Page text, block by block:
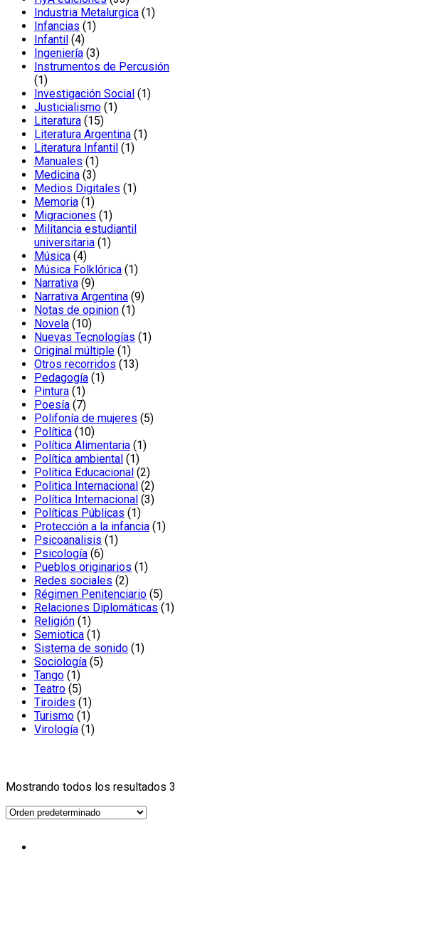
productos
Industria Metalurgica 11
Infancias 11
Infantil 44
productos
Ingeniería 33
productos
Instrumentos de Percusión
11
producto
Investigación Social 11
Justicialismo 11
Literatura 1515
productos
Literatura Argentina 11
Literatura Infantil 11
Manuales 11
producto
Medicina 33
productos
Medios Digitales 11
Memoria 11
producto
Migraciones 11
producto
Militancia estudiantil
universitaria 11
Música 44
productos
Música Folklórica 11
Narrativa 99
productos
Narrativa Argentina 99
Notas de opinion 11
Novela 1010
productos
Nuevas Tecnologías 11
Original múltiple 11
producto
Otros recorridos 1313
Pedagogía 11
Pintura 11
producto
Poesía 77
productos
Polifonía de mujeres 55
Política 1010
productos
Política Alimentaria 11
Política ambiental 11
producto
Política Educacional 22
productos
Politica Internacional 22
productos
Política Internacional 33
Políticas Públicas 11
producto
Protección a la infancia 11
Psicoanalisis 11
Psicología 66
productos
Pueblos originarios 11
Redes sociales 22
productos
Régimen Penitenciario 55
productos
Relaciones Diplomáticas 11
Religión 11
producto
Semiotica 11
producto
Sistema de sonido 11
Sociología 55
Tango 11
producto
Teatro 55
productos
Tiroides 11
producto
Turismo 11
producto
Virología 11
Mostrando todos los resultados 3